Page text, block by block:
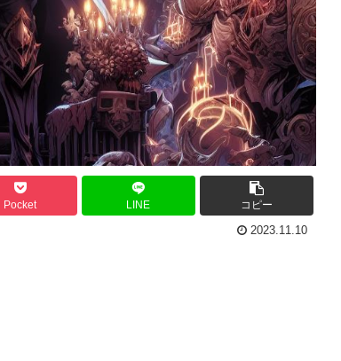
Pocket LINE コピー
2023.11.10